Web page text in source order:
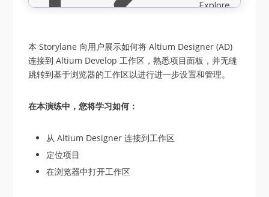
本 Storylane 向用户展示如何将 Altium Designer (AD)
连接到 Altium Develop 工作区，熟悉项目面板，并无缝
跳转到基于浏览器的工作区以进行进一步设置和管理。
在本演练中，您将学习如何：
从 Altium Designer 连接到工作区
定位项目
在浏览器中打开工作区